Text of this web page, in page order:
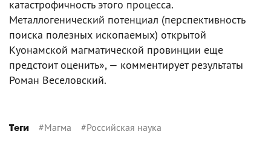
катастрофичность этого процесса.
Металлогенический потенциал (перспективность
поиска полезных ископаемых) открытой
Куонамской магматической провинции еще
предстоит оценить», — комментирует результаты
Роман Веселовский.
Теги #Магма #Российская наука